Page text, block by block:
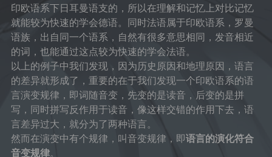
印欧语系下日耳曼语支的，所以在理解和记忆上对比记忆
就能较为快速的学会德语。同时法语属于印欧语系，罗曼
语族，出自同一个语系，自然有很多意思相同，发音相近
的词，也能通过这点较为快速的学会法语。
以上的例子中我们发现，因为历史原因和地理原因，语言
的差异就形成了，重要的在于我们发现一个印欧语系的语
言演变规律，即词随音变，先变的是读音，后变的是拼
写，同时拼写反作用于读音，像这样交错的作用下去，语
言差异过大，就分为了两种语言。
然而在演变中有个规律，叫音变规律，即语言的演化符合
音变规律。